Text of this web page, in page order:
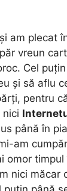
am plecat
vreun
Cel
și să aflu
pentru
nici
până în
am
omor timpul
nici măcar